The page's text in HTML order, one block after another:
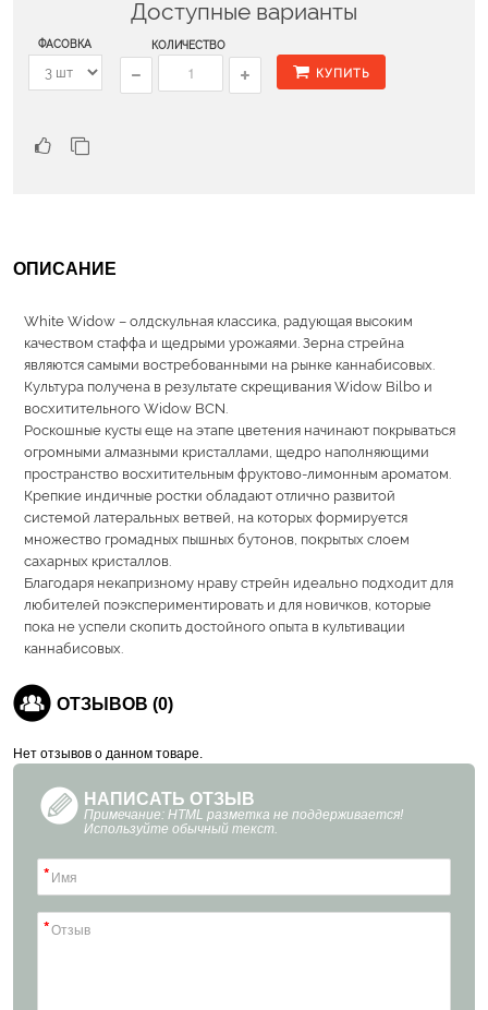
Доступные варианты
ФАСОВКА КОЛИЧЕСТВО
КУПИТЬ
ОПИСАНИЕ
White Widow – олдскульная классика, радующая высоким
качеством стаффа и щедрыми урожаями. Зерна стрейна
являются самыми востребованными на рынке каннабисовых.
Культура получена в результате скрещивания Widow Bilbo и
восхитительного Widow BCN.
Роскошные кусты еще на этапе цветения начинают покрываться
огромными алмазными кристаллами, щедро наполняющими
пространство восхитительным фруктово-лимонным ароматом.
Крепкие индичные ростки обладают отлично развитой
системой латеральных ветвей, на которых формируется
множество громадных пышных бутонов, покрытых слоем
сахарных кристаллов.
Благодаря некапризному нраву стрейн идеально подходит для
любителей поэкспериментировать и для новичков, которые
пока не успели скопить достойного опыта в культивации
каннабисовых.
ОТЗЫВОВ (0)
Нет отзывов о данном товаре.
НАПИСАТЬ ОТЗЫВ
Примечание: HTML разметка не поддерживается!
Используйте обычный текст.